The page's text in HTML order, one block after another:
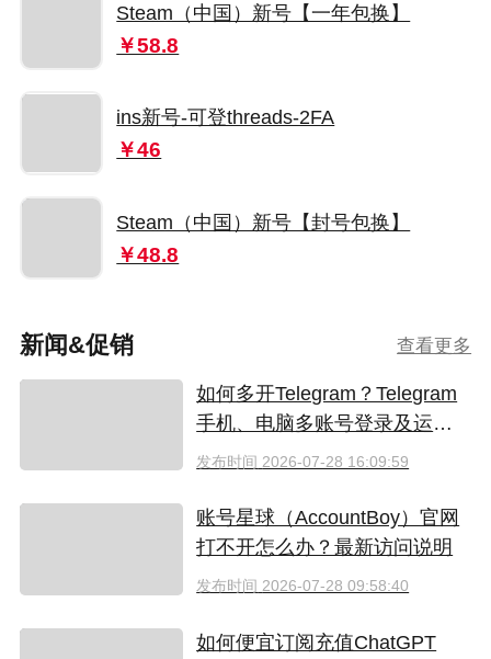
Steam（中国）新号【一年包换】
￥58.8
ins新号-可登threads-2FA
￥46
Steam（中国）新号【封号包换】
￥48.8
新闻&促销 查看更多
如何多开Telegram？Telegram
手机、电脑多账号登录及运营
指南
发布时间 2026-07-28 16:09:59
账号星球（AccountBoy）官网
打不开怎么办？最新访问说明
发布时间 2026-07-28 09:58:40
如何便宜订阅充值ChatGPT